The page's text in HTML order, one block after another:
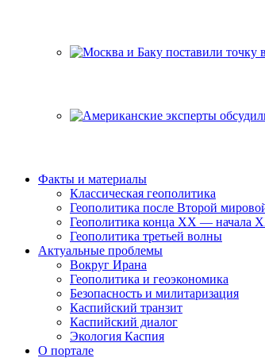
Факты и материалы
Классическая геополитика
Геополитика после Второй
Геополитика конца XX — начала
Геополитика третьей волны
Актуальные проблемы
Вокруг Ирана
Геополитика и геоэкономика
Безопасность и милитаризация
Каспийский транзит
Каспийский диалог
Экология Каспия
О портале